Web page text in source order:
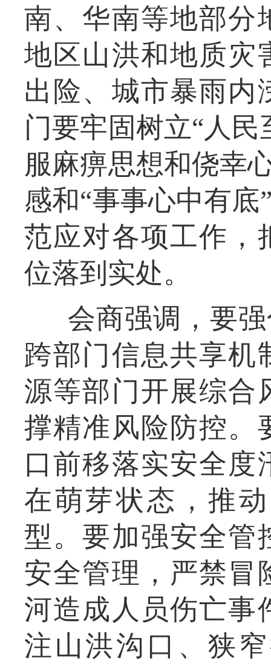
南、华南等地部分
地区山洪和地质灾
出险、城市暴雨内
门要牢固树立“人
服麻痹思想和侥幸
感和“事事心中有
范应对各项工作，
位落到实处。
会商强调，要
跨部门信息共享机
源等部门开展综合
撑精准风险防控。
口前移落实安全度
在萌芽状态，推
型。要加强安全管
安全管理，严禁冒
河造成人员伤亡事
注山洪沟口、狭